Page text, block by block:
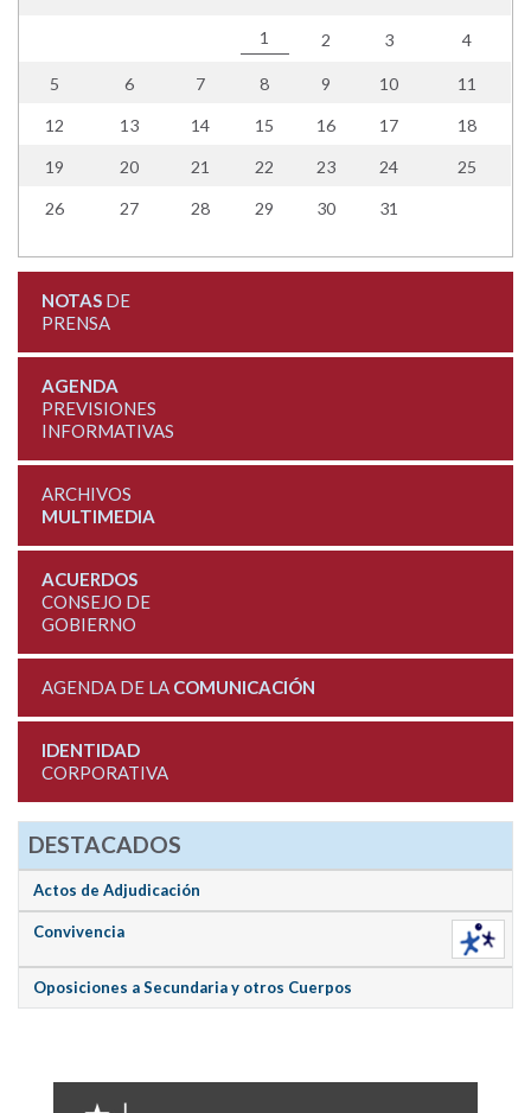
1 2 3 4
5 6 7 8 9 10 11
12 13 14 15 16 17 18
19 20 21 22 23 24 25
26 27 28 29 30 31
NOTASDE
PRENSA
AGENDA
PREVISIONES
INFORMATIVAS
ARCHIVOS
MULTIMEDIA
ACUERDOS
CONSEJO DE
GOBIERNO
AGENDA DE LA COMUNICACIÓN
IDENTIDAD
CORPORATIVA
DESTACADOS
Actos de Adjudicación
Convivencia
Oposiciones a Secundaria y otros Cuerpos